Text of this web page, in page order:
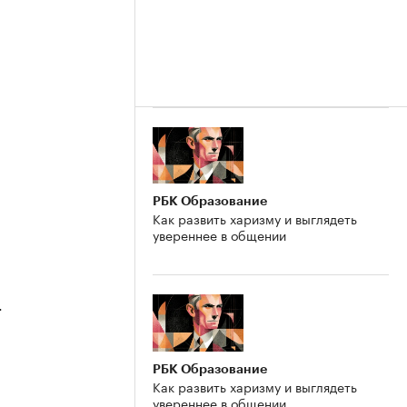
РБК Образование
Как развить харизму и выглядеть
увереннее в общении
РБК Образование
Как развить харизму и выглядеть
увереннее в общении